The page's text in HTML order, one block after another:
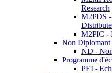
Research
M2PDS -
M2PIC -
Non Diplomant
ND -
Programme
PEI -